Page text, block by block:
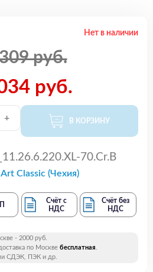
Нет в наличии
руб.
руб.
+ В КОРЗИНУ
70.Cr.B
Classic (Чехия)
Счёт с
НДС
Счёт без
НДС
- 2000 руб.
по Москве бесплатная.
СДЭК, ПЭК и др.